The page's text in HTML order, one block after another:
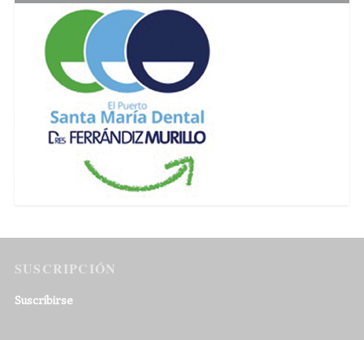
SUSCRIPCIÓN
Suscribirse